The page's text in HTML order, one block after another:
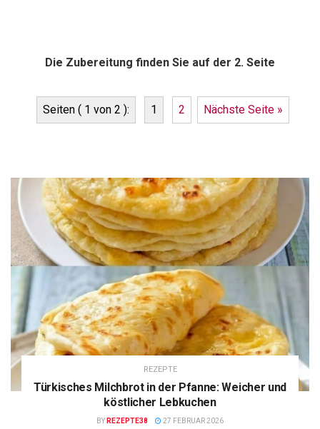
Die Zubereitung finden Sie auf der 2. Seite
Seiten ( 1 von 2 ): 1 2 Nächste Seite »
REZEPTE
Türkisches Milchbrot in der Pfanne: Weicher und
köstlicher Lebkuchen
BY REZEPTE38 27 FEBRUAR 2026